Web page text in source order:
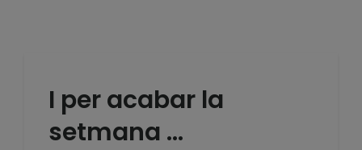
I per acabar la
setmana …